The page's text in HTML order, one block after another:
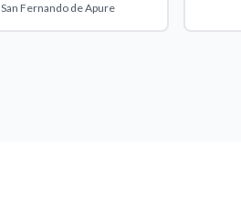
San Fernando de Apure